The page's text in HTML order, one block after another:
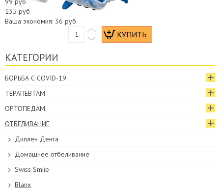
135 руб
Ваша экономия: 36 руб
КАТЕГОРИИ
БОРЬБА С COVID-19
ТЕРАПЕВТАМ
ОРТОПЕДАМ
ОТБЕЛИВАНИЕ
Диплен Дента
Домашнее отбеливание
Swiss Smiie
Blanx